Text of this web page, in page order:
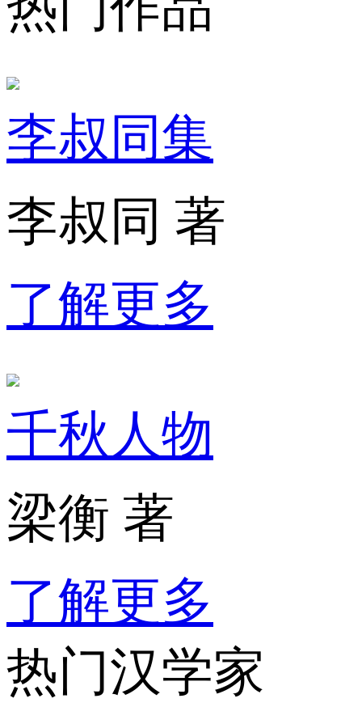
李叔同集
李叔同 著
了解更多
千秋人物
梁衡 著
了解更多
热门汉学家